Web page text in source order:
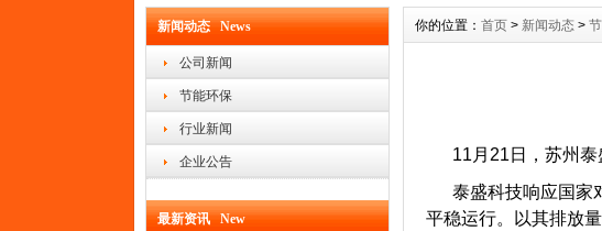
新闻动态 News
公司新闻
节能环保
行业新闻
企业公告
最新资讯 New
你的位置： 首页 > 新闻动态 >
11月21日，苏州泰
泰盛科技响应国家
平稳运行。以其排放